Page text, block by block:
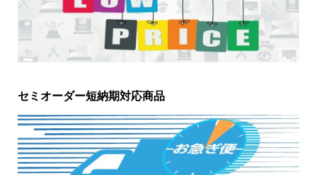
セミオーダー短納期対応商品